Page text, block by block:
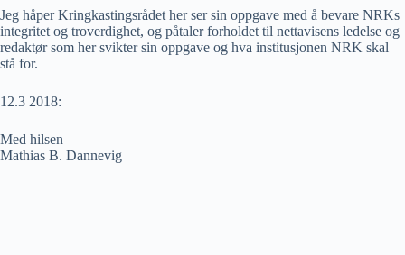
Jeg håper Kringkastingsrådet her ser sin oppgave med å bevare NRKs
integritet og troverdighet, og påtaler forholdet til nettavisens ledelse og
redaktør som her svikter sin oppgave og hva institusjonen NRK skal
stå for.
12.3 2018:
Med hilsen
Mathias B. Dannevig